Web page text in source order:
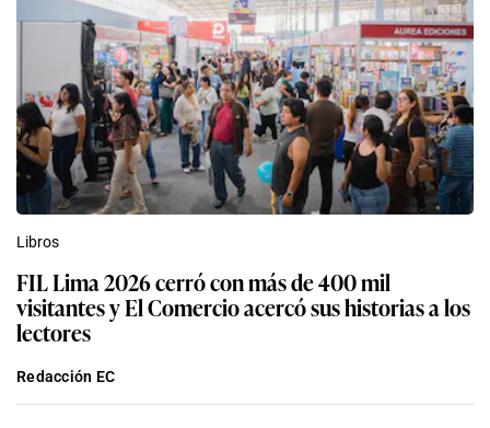
Libros
FIL Lima 2026 cerró con más de 400 mil
visitantes y El Comercio acercó sus historias a los
lectores
Redacción EC